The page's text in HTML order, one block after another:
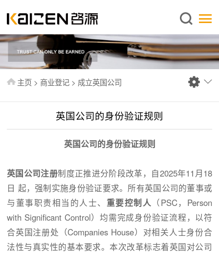
简体中文
关于启源
服务范围
新闻中心
出版刊物
常见问题
联系我们
主页 > 商业登记 > 成立英国公司
英国公司的身份验证规则
英国公司的身份验证规则
英国公司注册制度正推进分阶段改革，自2025年11月18
日 起，强制实施身份验证要求。所有英国公司的董事或
与董事职责相当的人士、 重要控制人 （PSC，Person
with Significant Control）均需完成身份验证流程，以符
合英国注册处（Companies House）对相关人士身份合
法性与真实性的基本要求。本次改革标志着英国对公司